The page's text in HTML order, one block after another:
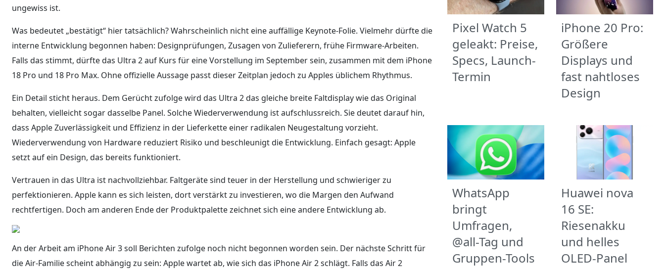
ungewiss ist.
Was bedeutet „bestätigt“ hier tatsächlich? Wahrscheinlich nicht eine auffällige Keynote-Folie. Vielmehr dürfte die
interne Entwicklung begonnen haben: Designprüfungen, Zusagen von Zulieferern, frühe Firmware-Arbeiten.
Falls das stimmt, dürfte das Ultra 2 auf Kurs für eine Vorstellung im September sein, zusammen mit dem iPhone
18 Pro und 18 Pro Max. Ohne offizielle Aussage passt dieser Zeitplan jedoch zu Apples üblichem Rhythmus.
Ein Detail sticht heraus. Dem Gerücht zufolge wird das Ultra 2 das gleiche breite Faltdisplay wie das Original
behalten, vielleicht sogar dasselbe Panel. Solche Wiederverwendung ist aufschlussreich. Sie deutet darauf hin,
dass Apple Zuverlässigkeit und Effizienz in der Lieferkette einer radikalen Neugestaltung vorzieht.
Wiederverwendung von Hardware reduziert Risiko und beschleunigt die Entwicklung. Einfach gesagt: Apple
setzt auf ein Design, das bereits funktioniert.
Vertrauen in das Ultra ist nachvollziehbar. Faltgeräte sind teuer in der Herstellung und schwieriger zu
perfektionieren. Apple kann es sich leisten, dort verstärkt zu investieren, wo die Margen den Aufwand
rechtfertigen. Doch am anderen Ende der Produktpalette zeichnet sich eine andere Entwicklung ab.
An der Arbeit am iPhone Air 3 soll Berichten zufolge noch nicht begonnen worden sein. Der nächste Schritt für
die Air-Familie scheint abhängig zu sein: Apple wartet ab, wie sich das iPhone Air 2 schlägt. Falls das Air 2
Pixel Watch 5
geleakt: Preise,
Specs, Launch-
Termin
iPhone 20 Pro:
Größere
Displays und
fast nahtloses
Design
WhatsApp
bringt
Umfragen,
@all-Tag und
Gruppen-Tools
Huawei nova
16 SE:
Riesenakku
und helles
OLED-Panel